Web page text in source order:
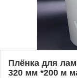
Плёнка для
320 мм *200 м